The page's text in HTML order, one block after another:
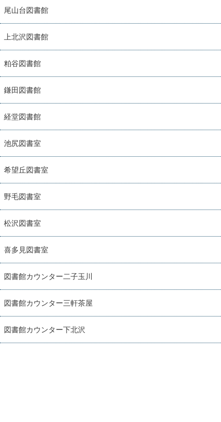
尾山台図書館
上北沢図書館
粕谷図書館
鎌田図書館
経堂図書館
池尻図書室
希望丘図書室
野毛図書室
松沢図書室
喜多見図書室
図書館カウンター二子玉川
図書館カウンター三軒茶屋
図書館カウンター下北沢